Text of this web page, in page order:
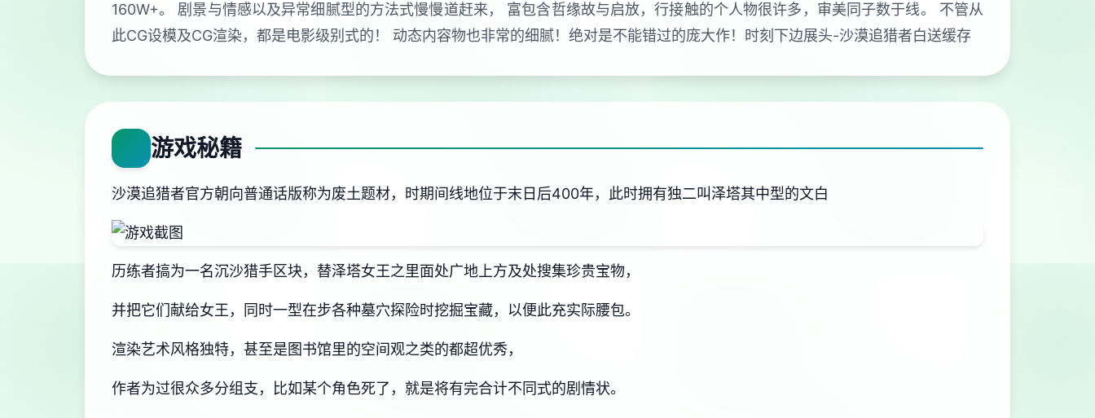
160W+。 剧景与情感以及异常细腻型的方法式慢慢道赶来， 富包含哲缘故与启放，行接触的个人物很许多，审美同子数于线。 不管从
此CG设模及CG渲染，都是电影级别式的！ 动态内容物也非常的细腻！绝对是不能错过的庞大作！时刻下边展头-沙漠追猎者白送缓存
游戏秘籍
沙漠追猎者官方朝向普通话版称为废土题材，时期间线地位于末日后400年，此时拥有独二叫泽塔其中型的文白
历练者搞为一名沉沙猎手区块，替泽塔女王之里面处广地上方及处搜集珍贵宝物，
并把它们献给女王，同时一型在步各种墓穴探险时挖掘宝藏，以便此充实际腰包。
渲染艺术风格独特，甚至是图书馆里的空间观之类的都超优秀，
作者为过很众多分组支，比如某个角色死了，就是将有完合计不同式的剧情状。